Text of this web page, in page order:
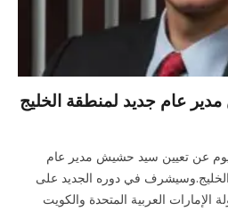
عام جديد لمنطقة الخليج
عن تعيين سيد حشيش مدير عام
في دوره الجديد على
العربية المتحدة والكويت